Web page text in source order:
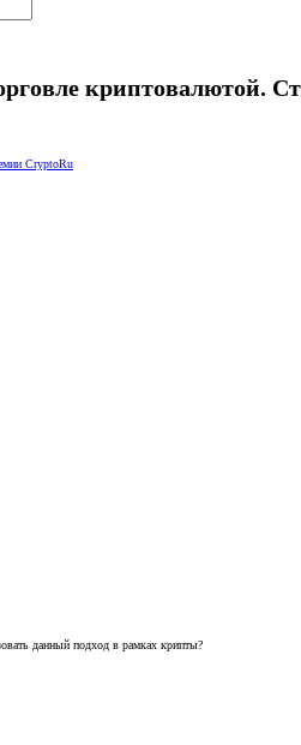
криптовалютой.
CryptoRu
данный подход в рамках крипты?